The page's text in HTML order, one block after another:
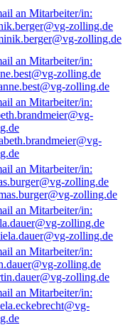
zolling.de
zolling.de
zolling.de
zolling.de
zolling.de